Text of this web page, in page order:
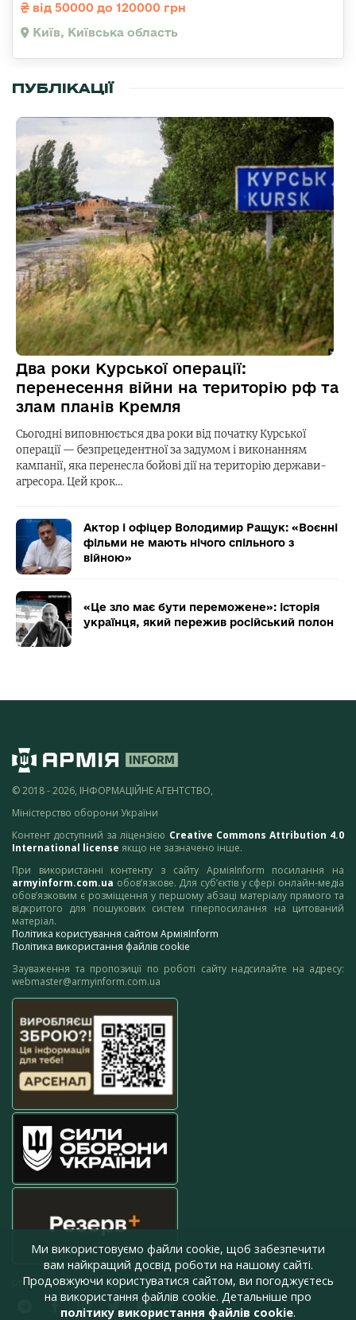
від 50000 до 120000 грн
Київ, Київська область
ПУБЛІКАЦІЇ
Два роки Курської операції:
перенесення війни на територію рф та
злам планів Кремля
Сьогодні виповнюється два роки від початку Курської
операції — безпрецедентної за задумом і виконанням
кампанії, яка перенесла бойові дії на територію держави-
агресора. Цей крок…
Актор і офіцер Володимир Ращук: «Воєнні
фільми не мають нічого спільного з
війною»
«Це зло має бути переможене»: історія
українця, який пережив російський полон
© 2018 - 2026, ІНФОРМАЦІЙНЕ АГЕНТСТВО,
Міністерство оборони України
Контент доступний за ліцензією Creative Commons Attribution 4.0
International license якщо не зазначено інше.
При використанні контенту з сайту АрміяInform посилання на
armyinform.com.ua обов’язкове. Для суб’єктів у сфері онлайн-медіа
обов’язковим є розміщення у першому абзаці матеріалу прямого та
відкритого для пошукових систем гіперпосилання на цитований
матеріал.
Політика користування сайтом АрміяInform
Політика використання файлів cookie
Зауваження та пропозиції по роботі сайту надсилайте на адресу:
webmaster@armyinform.com.ua
press@armyinform.com.ua
Ми використовуємо файли cookie, щоб забезпечити
вам найкращий досвід роботи на нашому сайті.
Продовжуючи користуватися сайтом, ви погоджуєтесь
на використання файлів cookie. Детальніше про
політику використання файлів cookie.